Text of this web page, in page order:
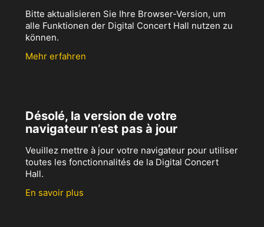
Bitte aktualisieren Sie Ihre Browser-Version, um
alle Funktionen der Digital Concert Hall nutzen zu
können.
Mehr erfahren
Désolé, la version de votre
navigateur n’est pas à jour
Veuillez mettre à jour votre navigateur pour utiliser
toutes les fonctionnalités de la Digital Concert
Hall.
En savoir plus